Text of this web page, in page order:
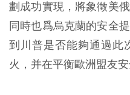
劃成功實現，將象徵美
同時也爲烏克蘭的安全
到川普是否能夠通過此
火，并在平衡歐洲盟友